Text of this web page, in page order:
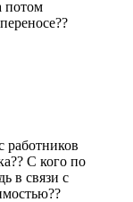
потом
работников
С кого по
в связи с